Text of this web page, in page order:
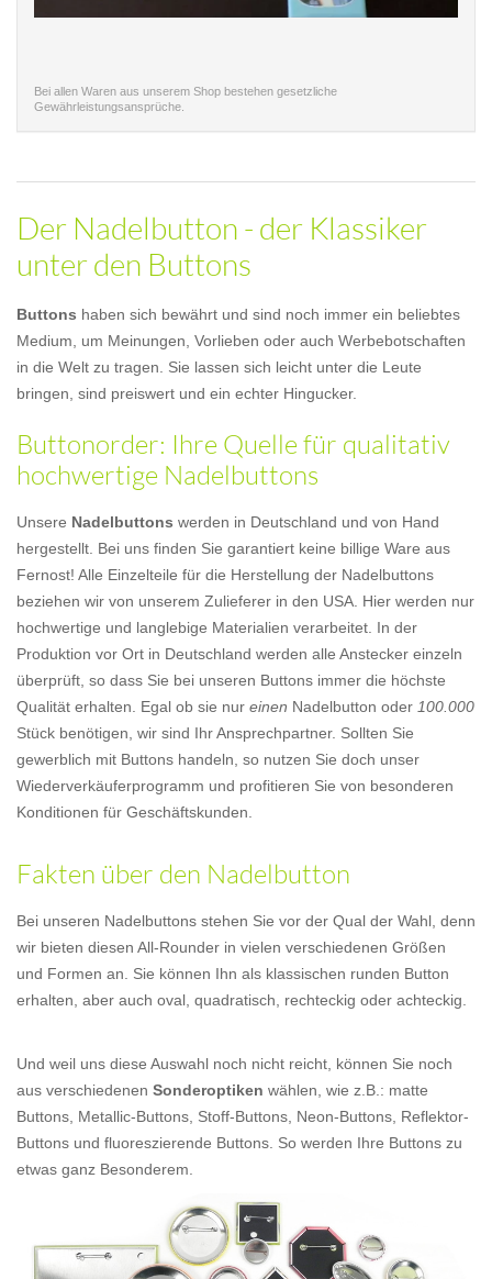
Bei allen Waren aus unserem Shop bestehen gesetzliche
Gewährleistungsansprüche.
Der Nadelbutton - der Klassiker
unter den Buttons
Buttons haben sich bewährt und sind noch immer ein beliebtes
Medium, um Meinungen, Vorlieben oder auch Werbebotschaften
in die Welt zu tragen. Sie lassen sich leicht unter die Leute
bringen, sind preiswert und ein echter Hingucker.
Buttonorder: Ihre Quelle für qualitativ
hochwertige Nadelbuttons
Unsere Nadelbuttons werden in Deutschland und von Hand
hergestellt. Bei uns finden Sie garantiert keine billige Ware aus
Fernost! Alle Einzelteile für die Herstellung der Nadelbuttons
beziehen wir von unserem Zulieferer in den USA. Hier werden nur
hochwertige und langlebige Materialien verarbeitet. In der
Produktion vor Ort in Deutschland werden alle Anstecker einzeln
überprüft, so dass Sie bei unseren Buttons immer die höchste
Qualität erhalten. Egal ob sie nur einen Nadelbutton oder 100.000
Stück benötigen, wir sind Ihr Ansprechpartner. Sollten Sie
gewerblich mit Buttons handeln, so nutzen Sie doch unser
Wiederverkäuferprogramm und profitieren Sie von besonderen
Konditionen für Geschäftskunden.
Fakten über den Nadelbutton
Bei unseren Nadelbuttons stehen Sie vor der Qual der Wahl, denn
wir bieten diesen All-Rounder in vielen verschiedenen Größen
und Formen an. Sie können Ihn als klassischen runden Button
erhalten, aber auch oval, quadratisch, rechteckig oder achteckig.
Und weil uns diese Auswahl noch nicht reicht, können Sie noch
aus verschiedenen Sonderoptiken wählen, wie z.B.: matte
Buttons, Metallic-Buttons, Stoff-Buttons, Neon-Buttons, Reflektor-
Buttons und fluoreszierende Buttons. So werden Ihre Buttons zu
etwas ganz Besonderem.